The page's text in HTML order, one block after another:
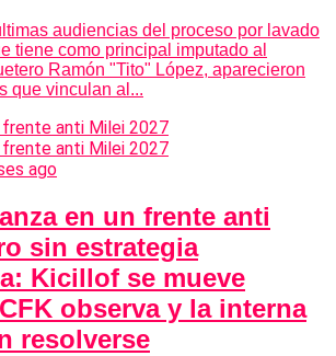
audiencias del proceso por lavado
tiene como principal imputado al
Ramón "Tito" López, aparecieron
que vinculan al...
ago
en un frente anti
sin estrategia
Kicillof se mueve
observa y la interna
resolverse